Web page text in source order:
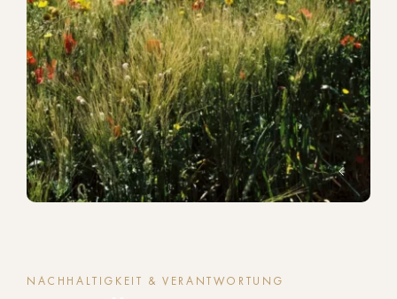
NACHHALTIGKEIT & VERANTWORTUNG